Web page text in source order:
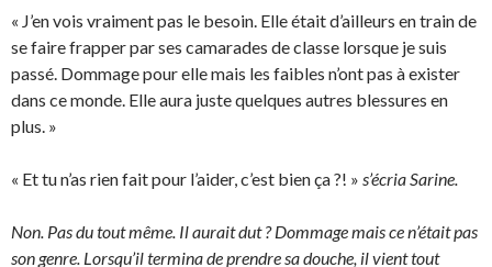
« J’en vois vraiment pas le besoin. Elle était d’ailleurs en train de
se faire frapper par ses camarades de classe lorsque je suis
passé. Dommage pour elle mais les faibles n’ont pas à exister
dans ce monde. Elle aura juste quelques autres blessures en
plus. »
« Et tu n’as rien fait pour l’aider, c’est bien ça ?! » s’écria Sarine.
Non. Pas du tout même. Il aurait dut ? Dommage mais ce n’était pas
son genre. Lorsqu’il termina de prendre sa douche, il vient tout